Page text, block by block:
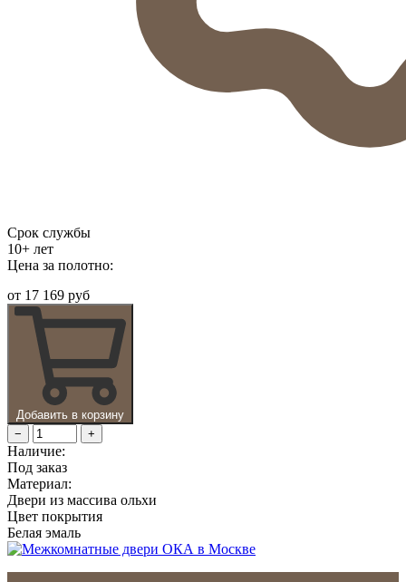
Срок службы
10+ лет
Цена за полотно:
от 17 169 руб
Добавить в корзину
−
+
Наличие:
Под заказ
Материал:
Двери из массива ольхи
Цвет покрытия
Белая эмаль